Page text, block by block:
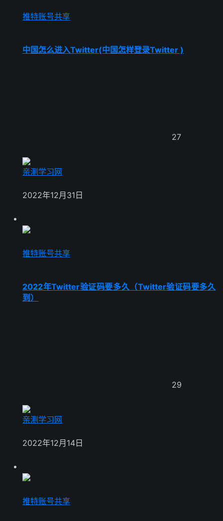
推特账号共享
中国怎么进入Twitter(中国怎样登录Twitter )
27
亲测学习网
2022年12月31日
推特账号共享
2022年Twitter验证码要多久（Twitter验证码要多久
到）
29
亲测学习网
2022年12月14日
推特账号共享